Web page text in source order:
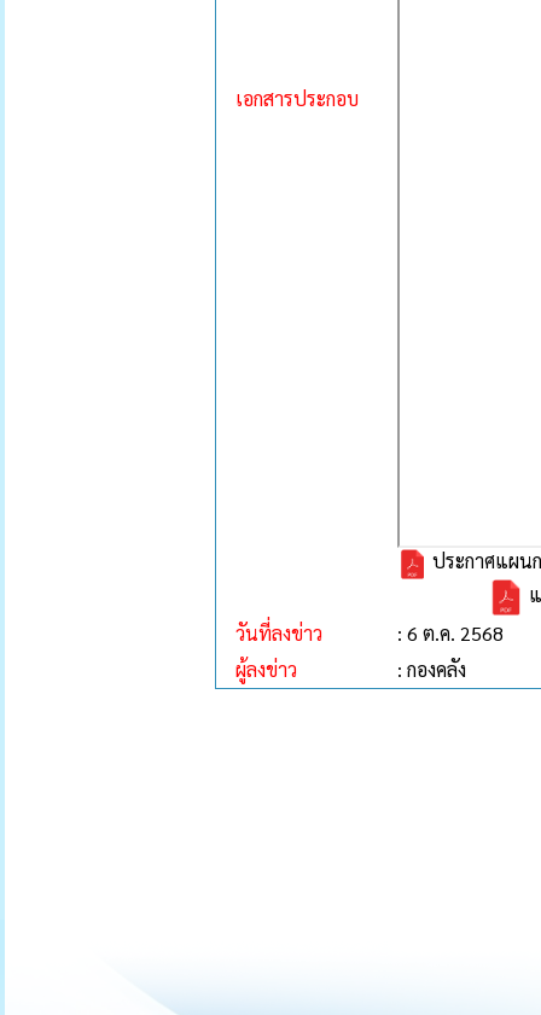
เอกสารประกอบ
ประกาศแผน
วันที่ลงข่าว
: 6 ต.ค. 2568
ผู้ลงข่าว
: กองคลัง